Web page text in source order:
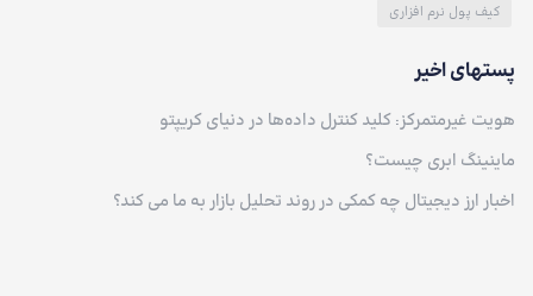
کیف پول نرم افزاری
پستهای اخیر
هویت غیرمتمرکز: کلید کنترل داده‌ها در دنیای کریپتو
ماینینگ ابری چیست؟
اخبار ارز دیجیتال چه کمکی در روند تحلیل بازار به ما می کند؟